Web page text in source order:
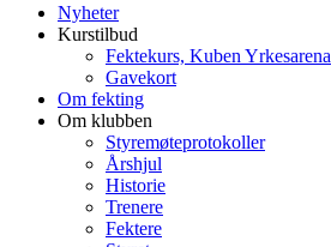
Nyheter
Kurstilbud
Fektekurs, Kuben Yrkesarena
Gavekort
Om fekting
Om klubben
Styremøteprotokoller
Årshjul
Historie
Trenere
Fektere